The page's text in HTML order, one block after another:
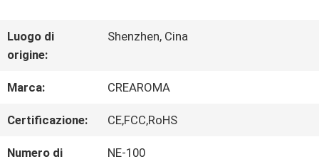
VIDEO
MOSTRA
VR
Luogo di
origine:
Shenzhen, Cina
Marca: CREAROMA
Certificazione: CE,FCC,RoHS
Numero di
NE-100